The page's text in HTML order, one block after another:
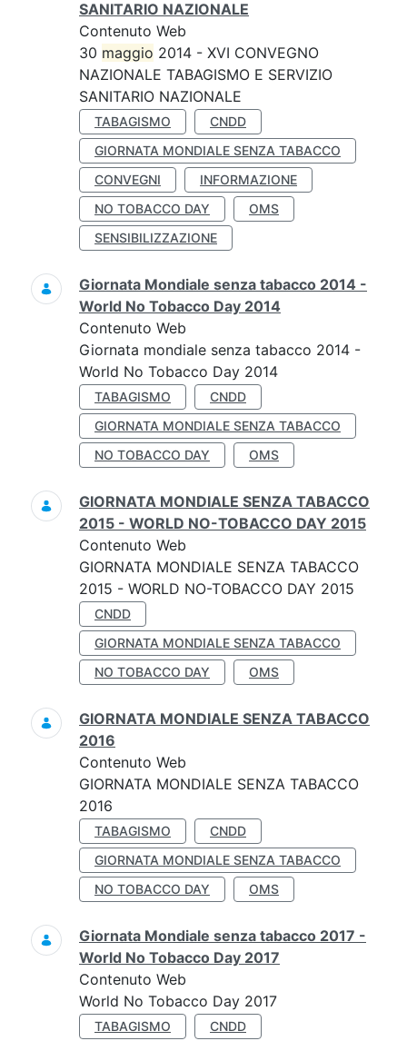
SANITARIO NAZIONALE
Contenuto Web
30 maggio 2014 - XVI CONVEGNO
NAZIONALE TABAGISMO E SERVIZIO
SANITARIO NAZIONALE
TABAGISMO
CNDD
GIORNATA MONDIALE SENZA TABACCO
CONVEGNI
INFORMAZIONE
NO TOBACCO DAY
OMS
SENSIBILIZZAZIONE
Giornata Mondiale senza tabacco 2014 -
World No Tobacco Day 2014
Contenuto Web
Giornata mondiale senza tabacco 2014 -
World No Tobacco Day 2014
TABAGISMO
CNDD
GIORNATA MONDIALE SENZA TABACCO
NO TOBACCO DAY
OMS
GIORNATA MONDIALE SENZA TABACCO
2015 - WORLD NO-TOBACCO DAY 2015
Contenuto Web
GIORNATA MONDIALE SENZA TABACCO
2015 - WORLD NO-TOBACCO DAY 2015
CNDD
GIORNATA MONDIALE SENZA TABACCO
NO TOBACCO DAY
OMS
GIORNATA MONDIALE SENZA TABACCO
2016
Contenuto Web
GIORNATA MONDIALE SENZA TABACCO
2016
TABAGISMO
CNDD
GIORNATA MONDIALE SENZA TABACCO
NO TOBACCO DAY
OMS
Giornata Mondiale senza tabacco 2017 -
World No Tobacco Day 2017
Contenuto Web
World No Tobacco Day 2017
TABAGISMO CNDD